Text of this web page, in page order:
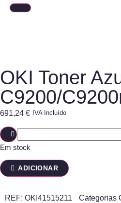
OKI Toner
C9200/
691,24 € IVA Incluído
Em stock
ADICIONAR
REF: OKI41515211 Categorias